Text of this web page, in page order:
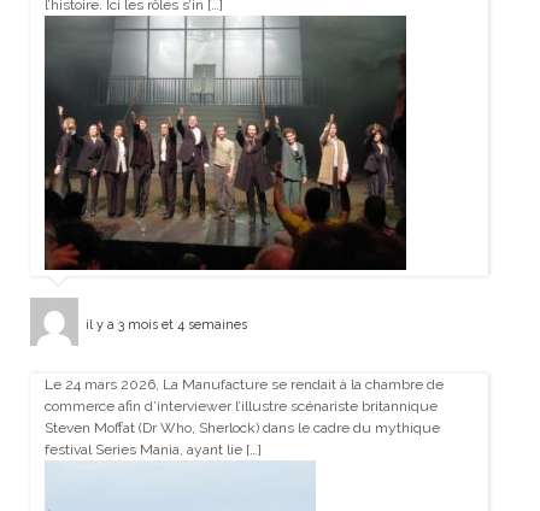
l’histoire. Ici les rôles s’in […]
il y a 3 mois et 4 semaines
Le 24 mars 2026, La Manufacture se rendait à la chambre de
commerce afin d’interviewer l’illustre scénariste britannique
Steven Moffat (Dr Who, Sherlock) dans le cadre du mythique
festival Series Mania, ayant lie […]